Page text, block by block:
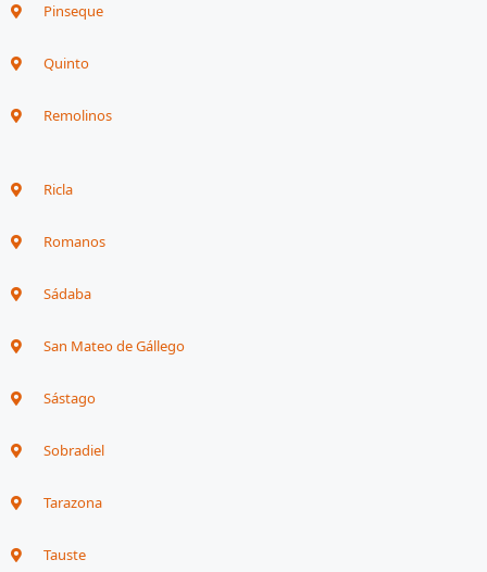
Pinseque
Quinto
Remolinos
Ricla
Romanos
Sádaba
San Mateo de Gállego
Sástago
Sobradiel
Tarazona
Tauste